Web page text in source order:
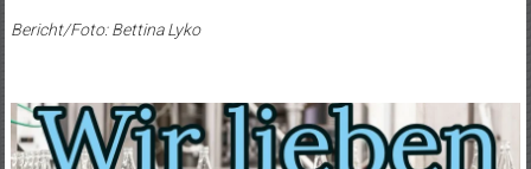
Bericht/Foto: Bettina Lyko